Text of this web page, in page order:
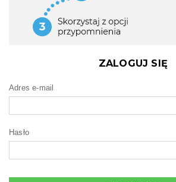
ZALOGUJ SIĘ
Adres e-mail
Hasło